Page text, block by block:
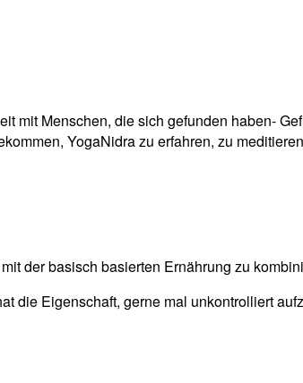
mit Menschen, die sich gefunden haben-
YogaNidra zu erfahren, zu
der basisch basierten Ernährung zu
die Eigenschaft, gerne mal unkontrolliert